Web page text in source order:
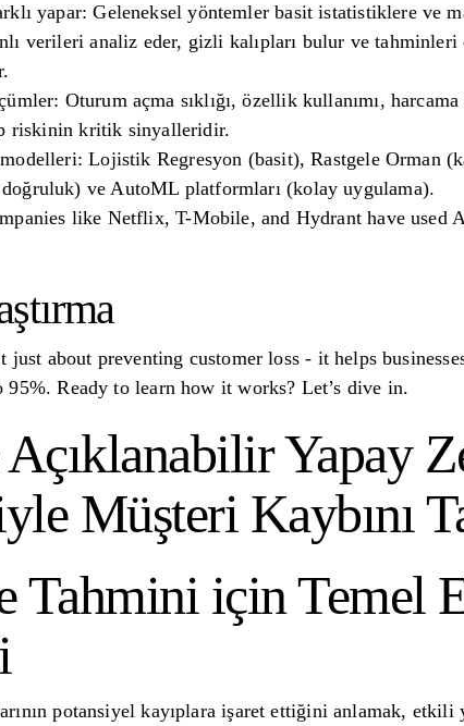
yapar: Geleneksel yöntemler basit istatistiklere ve
verileri analiz eder, gizli kalıpları bulur ve
Oturum açma sıklığı, özellik kullanımı, harcama
riskinin kritik sinyalleridir.
Lojistik Regresyon (basit), Rastgele Orman
ve AutoML platformları (kolay uygulama).
like Netflix, T-Mobile, and Hydrant have used
about preventing customer loss - it helps
Ready to learn how it works? Let’s dive in.
Yapay
Müşteri Kaybını
Tahmini için Temel
potansiyel kayıplara işaret ettiğini anlamak, etkili